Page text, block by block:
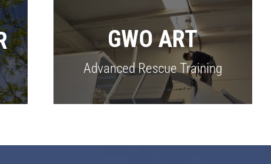
GWO ART
Advanced Rescue Training